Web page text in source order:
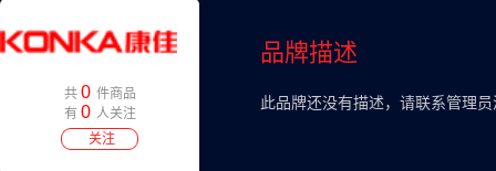
共 0 件商品
有 0 人关注
关注
品牌描述
此品牌还没有描述，请联系管理